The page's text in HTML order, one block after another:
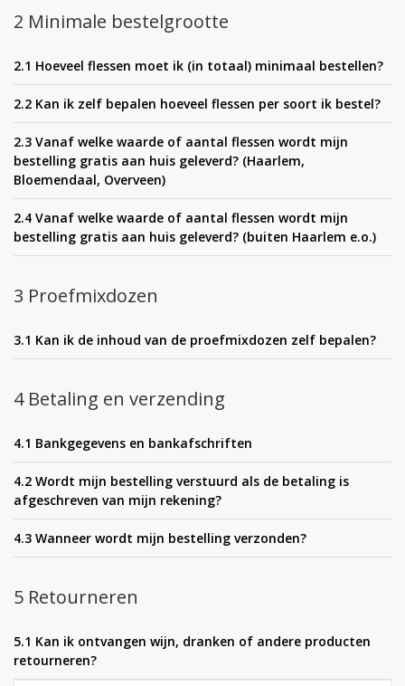
2 Minimale bestelgrootte
2.1 Hoeveel flessen moet ik (in totaal) minimaal bestellen?
2.2 Kan ik zelf bepalen hoeveel flessen per soort ik bestel?
2.3 Vanaf welke waarde of aantal flessen wordt mijn
bestelling gratis aan huis geleverd? (Haarlem,
Bloemendaal, Overveen)
2.4 Vanaf welke waarde of aantal flessen wordt mijn
bestelling gratis aan huis geleverd? (buiten Haarlem e.o.)
3 Proefmixdozen
3.1 Kan ik de inhoud van de proefmixdozen zelf bepalen?
4 Betaling en verzending
4.1 Bankgegevens en bankafschriften
4.2 Wordt mijn bestelling verstuurd als de betaling is
afgeschreven van mijn rekening?
4.3 Wanneer wordt mijn bestelling verzonden?
5 Retourneren
5.1 Kan ik ontvangen wijn, dranken of andere producten
retourneren?